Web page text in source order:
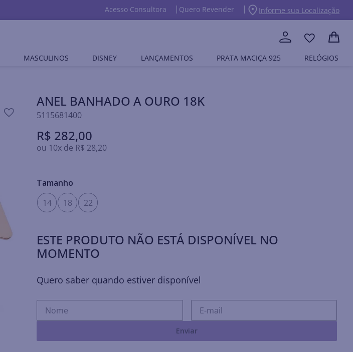
Acesso Consultora Quero Revender Informe sua Localização
MASCULINOS DISNEY LANÇAMENTOS PRATA MACIÇA 925 RELÓGIOS
ANEL BANHADO A OURO 18K
5115681400
R$ 282,00
ou 10x de R$ 28,20
Tamanho
14
18 22
ESTE PRODUTO NÃO ESTÁ DISPONÍVEL NO
MOMENTO
Quero saber quando estiver disponível
Enviar